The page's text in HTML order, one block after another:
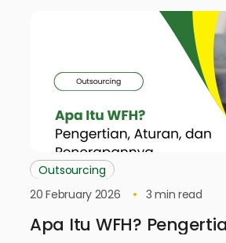
Outsourcing
20 February 2026
3 min read
Apa Itu WFH?